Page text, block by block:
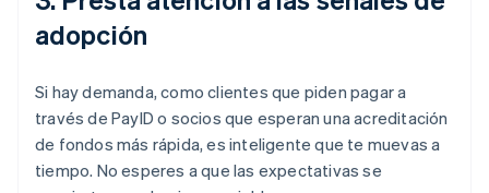
adopción
Si hay demanda, como clientes que piden pagar a
través de PayID o socios que esperan una acreditación
de fondos más rápida, es inteligente que te muevas a
tiempo. No esperes a que las expectativas se